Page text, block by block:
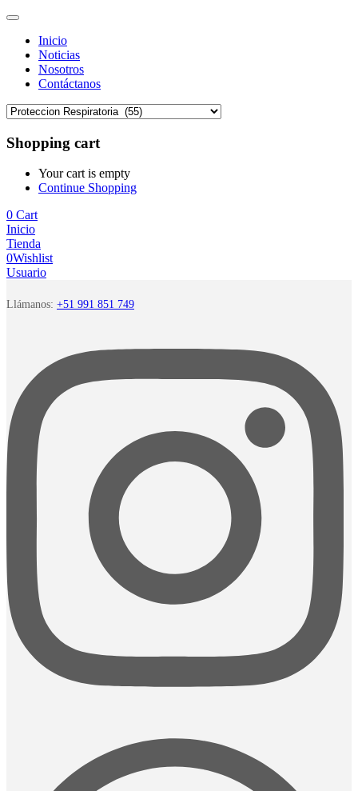
Inicio
Noticias
Nosotros
Contáctanos
Shopping cart
Your cart is empty
Continue Shopping
0 Cart
Inicio
Tienda
0Wishlist
Usuario
Llámanos: +51 991 851 749